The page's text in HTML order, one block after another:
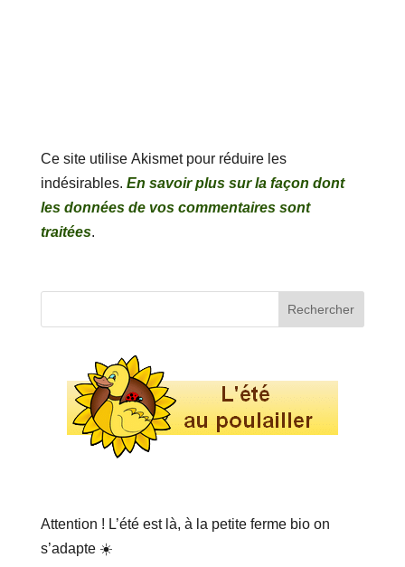
Ce site utilise Akismet pour réduire les
indésirables. En savoir plus sur la façon dont
les données de vos commentaires sont
traitées.
Attention ! L’été est là, à la petite ferme bio on
s’adapte ☀️